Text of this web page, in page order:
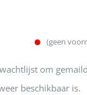
(geen
om
beschikbaar is.